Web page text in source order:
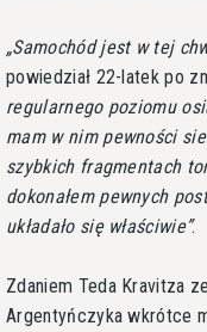
Samochód jest w tej
powiedział 22-latek po
regularnego poziomu
mam w nim pewności
szybkich fragmentach
dokonałem pewnych
układało się właściwie .
Zdaniem Teda Kravitza ze
Argentyńczyka wkrótce